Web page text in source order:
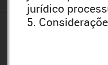
jurídico
5.